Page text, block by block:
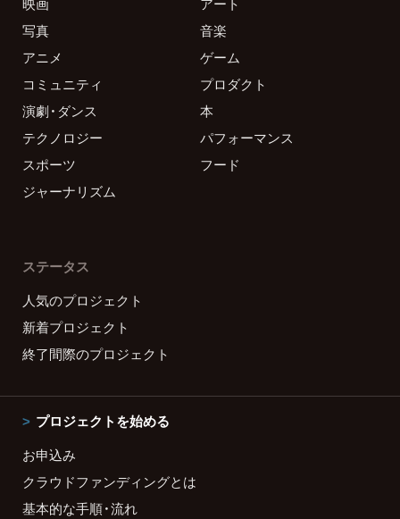
写真
音楽
アニメ
ゲーム
コミュニティ
プロダクト
演劇・ダンス
本
テクノロジー
パフォーマンス
スポーツ
フード
ジャーナリズム
ステータス
人気のプロジェクト
新着プロジェクト
終了間際のプロジェクト
プロジェクトを始める
お申込み
クラウドファンディングとは
基本的な手順・流れ